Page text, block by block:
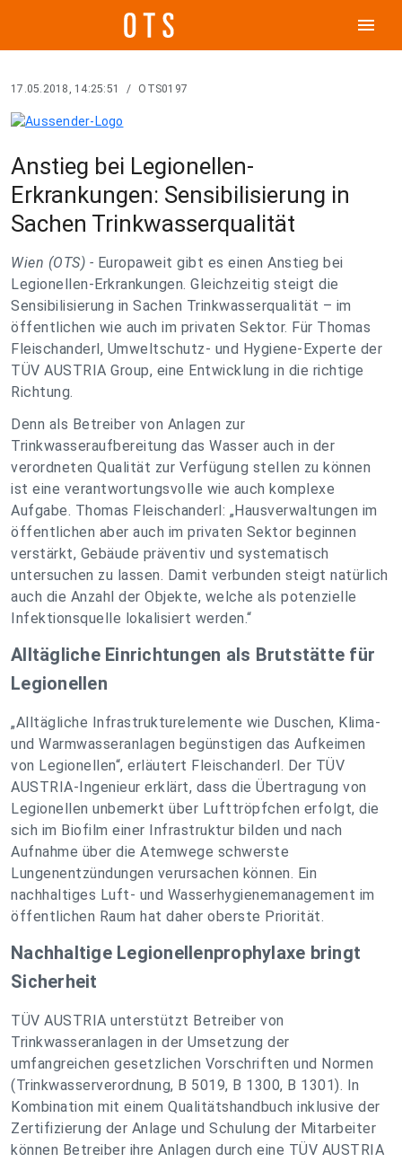
menu
17.05.2018, 14:25:51 / OTS0197
Anstieg bei Legionellen-
Erkrankungen: Sensibilisierung in
Sachen Trinkwasserqualität
Wien (OTS) - Europaweit gibt es einen Anstieg bei
Legionellen-Erkrankungen. Gleichzeitig steigt die
Sensibilisierung in Sachen Trinkwasserqualität – im
öffentlichen wie auch im privaten Sektor. Für Thomas
Fleischanderl, Umweltschutz- und Hygiene-Experte der
TÜV AUSTRIA Group, eine Entwicklung in die richtige
Richtung.
Denn als Betreiber von Anlagen zur
Trinkwasseraufbereitung das Wasser auch in der
verordneten Qualität zur Verfügung stellen zu können
ist eine verantwortungsvolle wie auch komplexe
Aufgabe. Thomas Fleischanderl: „Hausverwaltungen im
öffentlichen aber auch im privaten Sektor beginnen
verstärkt, Gebäude präventiv und systematisch
untersuchen zu lassen. Damit verbunden steigt natürlich
auch die Anzahl der Objekte, welche als potenzielle
Infektionsquelle lokalisiert werden.“
Alltägliche Einrichtungen als Brutstätte für
Legionellen
„Alltägliche Infrastrukturelemente wie Duschen, Klima-
und Warmwasseranlagen begünstigen das Aufkeimen
von Legionellen“, erläutert Fleischanderl. Der TÜV
AUSTRIA-Ingenieur erklärt, dass die Übertragung von
Legionellen unbemerkt über Lufttröpfchen erfolgt, die
sich im Biofilm einer Infrastruktur bilden und nach
Aufnahme über die Atemwege schwerste
Lungenentzündungen verursachen können. Ein
nachhaltiges Luft- und Wasserhygienemanagement im
öffentlichen Raum hat daher oberste Priorität.
Nachhaltige Legionellenprophylaxe bringt
Sicherheit
TÜV AUSTRIA unterstützt Betreiber von
Trinkwasseranlagen in der Umsetzung der
umfangreichen gesetzlichen Vorschriften und Normen
(Trinkwasserverordnung, B 5019, B 1300, B 1301). In
Kombination mit einem Qualitätshandbuch inklusive der
Zertifizierung der Anlage und Schulung der Mitarbeiter
können Betreiber ihre Anlagen durch eine TÜV AUSTRIA